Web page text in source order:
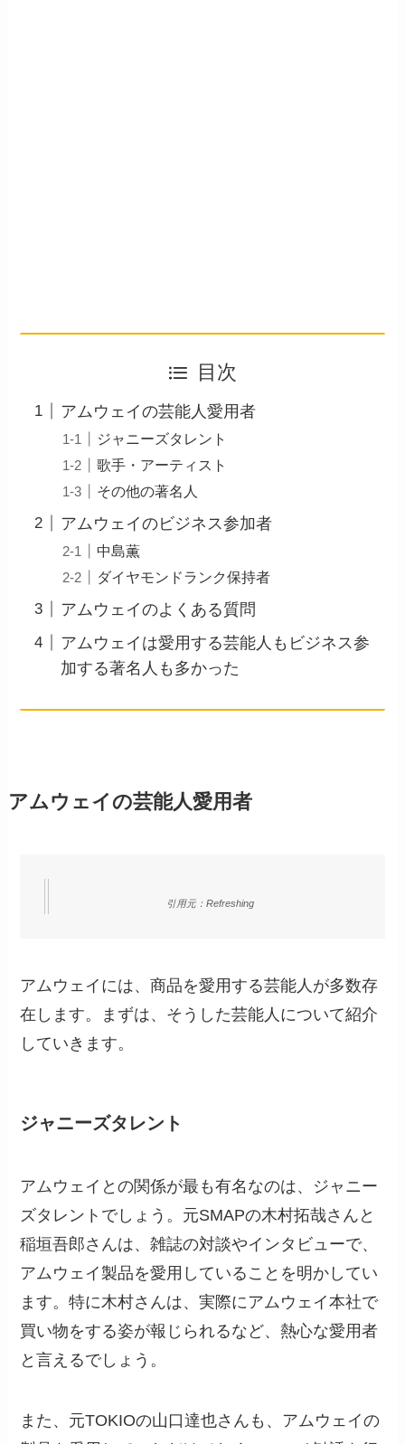
目次
アムウェイの芸能人愛用者
ジャニーズタレント
歌手・アーティスト
その他の著名人
アムウェイのビジネス参加者
中島薫
ダイヤモンドランク保持者
アムウェイのよくある質問
アムウェイは愛用する芸能人もビジネス参
加する著名人も多かった
アムウェイの芸能人愛用者
引用元：Refreshing
アムウェイには、商品を愛用する芸能人が多数存
在します。まずは、そうした芸能人について紹介
していきます。
ジャニーズタレント
アムウェイとの関係が最も有名なのは、ジャニー
ズタレントでしょう。元SMAPの木村拓哉さんと
稲垣吾郎さんは、雑誌の対談やインタビューで、
アムウェイ製品を愛用していることを明かしてい
ます。特に木村さんは、実際にアムウェイ本社で
買い物をする姿が報じられるなど、熱心な愛用者
と言えるでしょう。
また、元TOKIOの山口達也さんも、アムウェイの